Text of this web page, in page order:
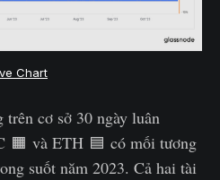
Chart
trên cơ sở 30 ngày luân
🟧 và ETH 🟦 có mối tương
suốt năm 2023. Cả hai tài